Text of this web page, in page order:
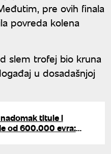
pre ovih finala
povreda kolena
slem trofej bio kruna
u dosadašnjoj
titule i
od 600.000 evra: